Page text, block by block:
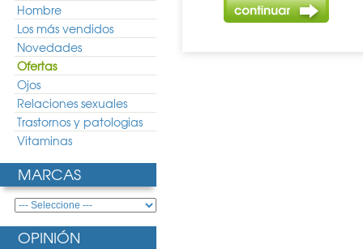
Hombre
Los más vendidos
Novedades
Ofertas
Ojos
Relaciones sexuales
Trastornos y patologias
Vitaminas
MARCAS
OPINIÓN